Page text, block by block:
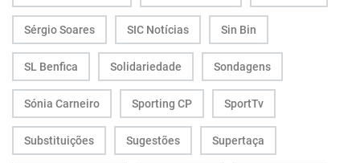
Sérgio Soares SIC Notícias Sin Bin
SL Benfica Solidariedade Sondagens
Sónia Carneiro Sporting CP SportTv
Substituições Sugestões Supertaça